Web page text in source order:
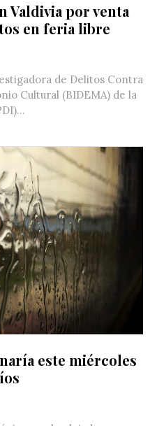
Valdivia por venta
en feria libre
de Delitos Contra
Cultural (BIDEMA) de la
este miércoles